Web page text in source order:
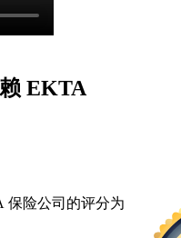
EKTA
保险公司的评分为